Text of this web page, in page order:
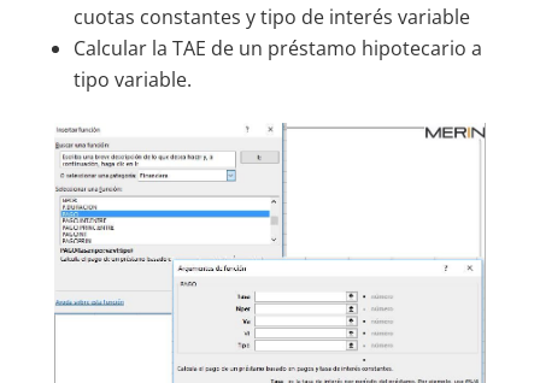
cuotas constantes y tipo de interés variable
Calcular la TAE de un préstamo hipotecario a
tipo variable.